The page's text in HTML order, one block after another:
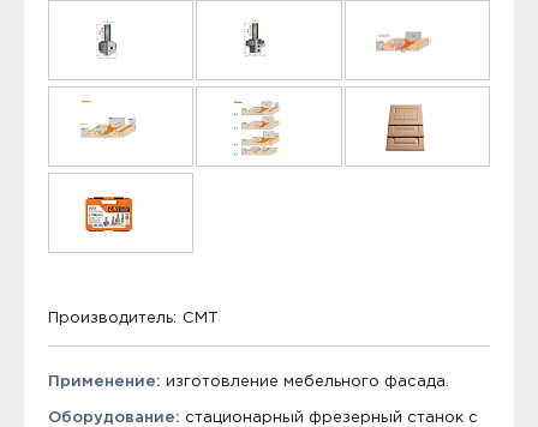
Производитель: CMT
Применение: изготовление мебельного фасада.
Оборудование: стационарный фрезерный станок с